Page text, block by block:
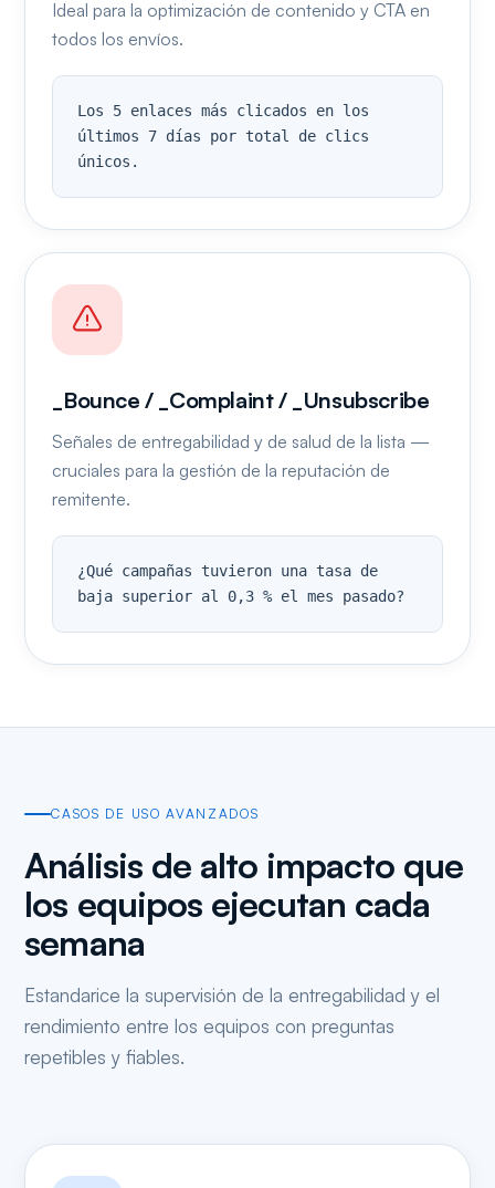
Ideal para la optimización de contenido y CTA en
todos los envíos.
Los 5 enlaces más clicados en los
últimos 7 días por total de clics
únicos.
_Bounce / _Complaint / _Unsubscribe
Señales de entregabilidad y de salud de la lista —
cruciales para la gestión de la reputación de
remitente.
¿Qué campañas tuvieron una tasa de
baja superior al 0,3 % el mes pasado?
CASOS DE USO AVANZADOS
Análisis de alto impacto que
los equipos ejecutan cada
semana
Estandarice la supervisión de la entregabilidad y el
rendimiento entre los equipos con preguntas
repetibles y fiables.